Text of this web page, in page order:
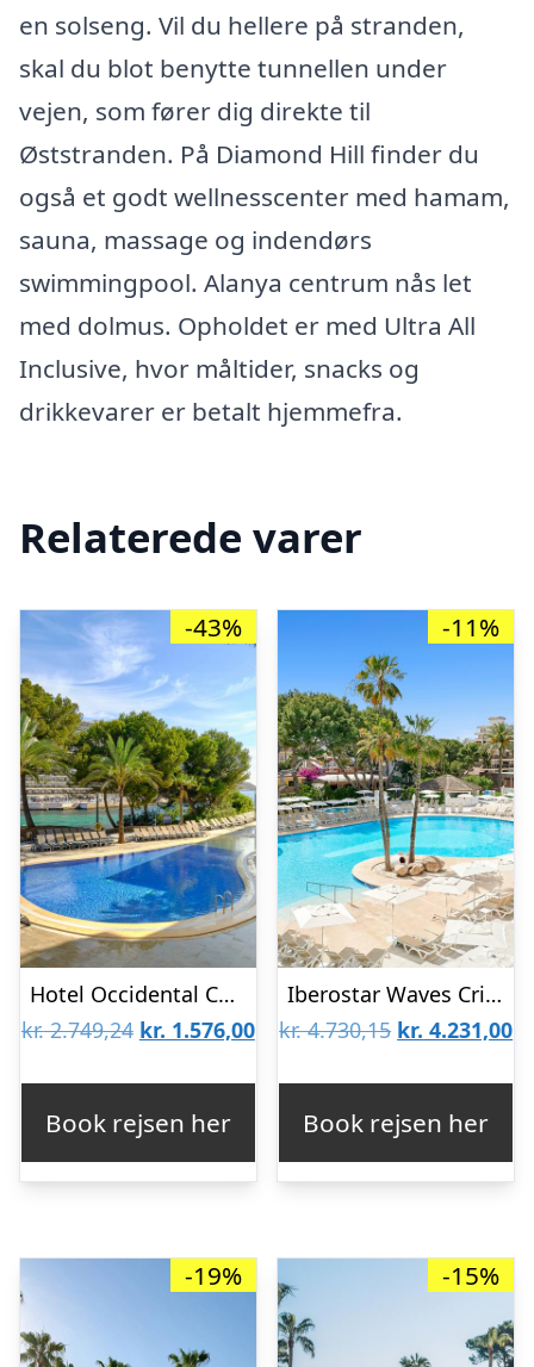
en solseng. Vil du hellere på stranden,
skal du blot benytte tunnellen under
vejen, som fører dig direkte til
Øststranden. På Diamond Hill finder du
også et godt wellnesscenter med hamam,
sauna, massage og indendørs
swimmingpool. Alanya centrum nås let
med dolmus. Opholdet er med Ultra All
Inclusive, hvor måltider, snacks og
drikkevarer er betalt hjemmefra.
Relaterede varer
-43%
Hotel Occidental Cala Viñas
kr.2.749,24 Den
var:
kr. 2.749,24.
kr. 1.576,00Den
kr. 1.576,00.
Book rejsen her
-11%
Iberostar Waves Cristina
kr.4.730,15 Den
var:
kr. 4.730,15.
kr. 4.231,00
Book rejsen her
-19% -15%